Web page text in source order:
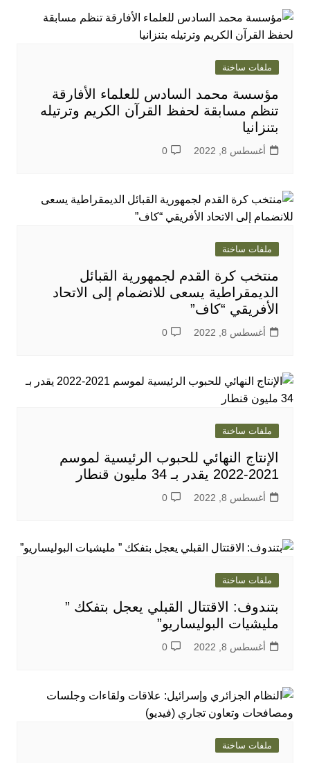
ملفات ساخنة
مؤسسة محمد السادس للعلماء الأفارقة
تنظم مسابقة لحفظ القرآن الكريم وترتيله
بتنزانيا
أغسطس 8, 2022 0
ملفات ساخنة
منتخب كرة القدم لجمهورية القبائل
الديمقراطية يسعى للانضمام إلى الاتحاد
الأفريقي “كاف”
أغسطس 8, 2022 0
ملفات ساخنة
الإنتاج النهائي للحبوب الرئيسية لموسم
2021-2022 يقدر بـ 34 مليون قنطار
أغسطس 8, 2022 0
ملفات ساخنة
بتندوف: الاقتتال القبلي يعجل بتفكك ”
مليشيات البوليساريو”
أغسطس 8, 2022 0
ملفات ساخنة